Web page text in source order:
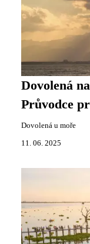
Dovolená
Průvodce
Dovolená u moře
11. 06. 2025